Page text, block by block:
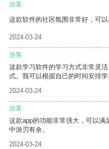
游客
这款软件的社区氛围非常好，可以
2024-03-24
游客
这款学习软件的学习方式非常灵
式。我可以根据自己的时间安排学
2024-03-24
游客
这款app的功能非常强大，可以
中游刃有余。
2024-03-24